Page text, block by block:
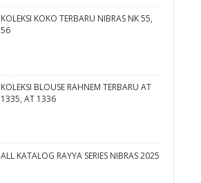
KOLEKSI KOKO TERBARU NIBRAS NK 55,
56
KOLEKSI BLOUSE RAHNEM TERBARU AT
1335, AT 1336
ALL KATALOG RAYYA SERIES NIBRAS 2025